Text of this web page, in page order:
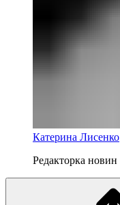
Катерина Лисенко
Редакторка новин